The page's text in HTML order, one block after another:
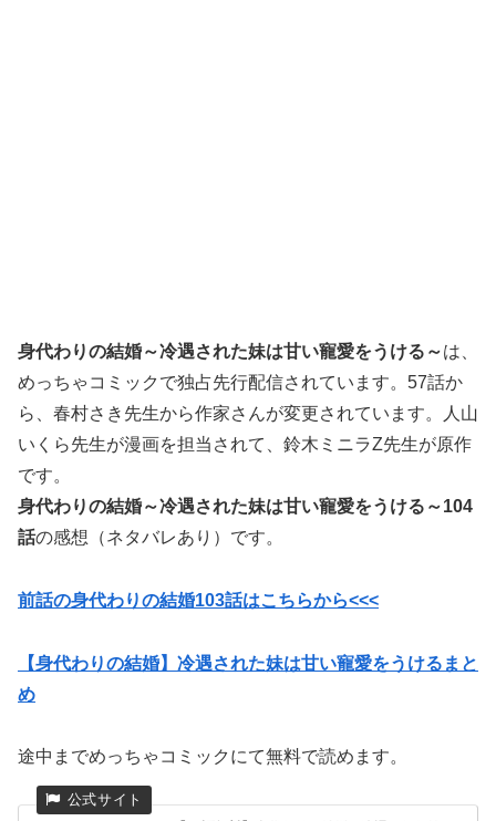
身代わりの結婚～冷遇された妹は甘い寵愛をうける～は、
めっちゃコミックで独占先行配信されています。57話か
ら、 春村さき先生から作家さんが変更されています。
人山
いくら先生が漫画を担当されて、 鈴木ミニラZ先生が原作
です。
身代わりの結婚～冷遇された妹は甘い寵愛をうける～104
話の感想（ネタバレあり）です。
前話の身代わりの結婚103話はこちらから<<<
【身代わりの結婚】冷遇された妹は甘い寵愛をうけるまと
め
途中までめっちゃコミックにて無料で読めます。